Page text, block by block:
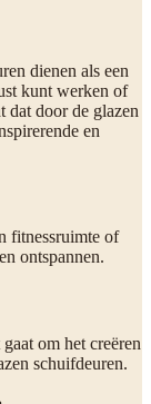
dienen als een
kunt werken of
dat door de glazen
en
fitnessruimte of
ontspannen.
om het creëren
schuifdeuren.